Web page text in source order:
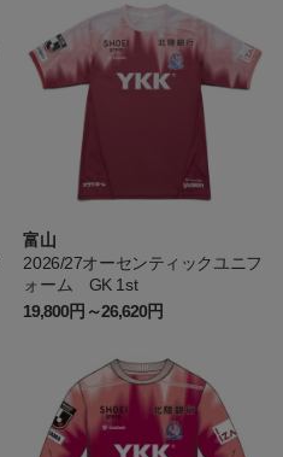
富山
2026/27オーセンティックユニフ
ォーム GK 1st
19,800円～26,620円